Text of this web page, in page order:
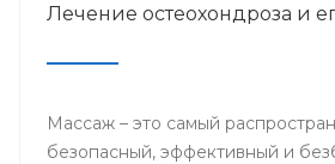
Лечение остеохондроза и
Массаж – это самый
безопасный, эффективный и